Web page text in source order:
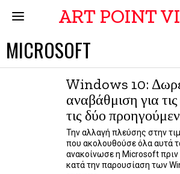
ART POINT
MICROSOFT
Windows 10:
αναβάθμιση για
τις δύο
Την αλλαγή πλεύσης στην
που ακολουθούσε όλα αυτά
ανακοίνωσε η Microsoft πριν
κατά την παρουσίαση των